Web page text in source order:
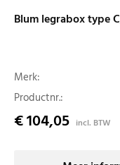
Blum legrabox type
Merk:
Productnr.:
€ 104,05 incl. BTW